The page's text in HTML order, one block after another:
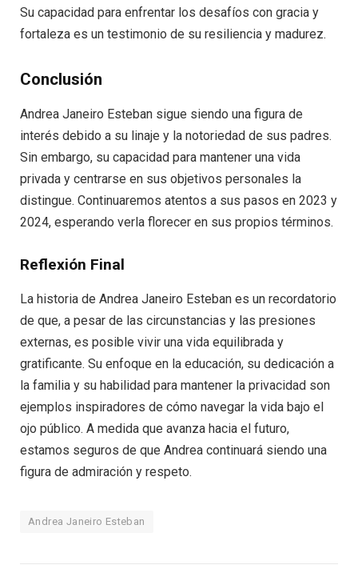
Su capacidad para enfrentar los desafíos con gracia y
fortaleza es un testimonio de su resiliencia y madurez.
Conclusión
Andrea Janeiro Esteban sigue siendo una figura de
interés debido a su linaje y la notoriedad de sus padres.
Sin embargo, su capacidad para mantener una vida
privada y centrarse en sus objetivos personales la
distingue. Continuaremos atentos a sus pasos en 2023 y
2024, esperando verla florecer en sus propios términos.
Reflexión Final
La historia de Andrea Janeiro Esteban es un recordatorio
de que, a pesar de las circunstancias y las presiones
externas, es posible vivir una vida equilibrada y
gratificante. Su enfoque en la educación, su dedicación a
la familia y su habilidad para mantener la privacidad son
ejemplos inspiradores de cómo navegar la vida bajo el
ojo público. A medida que avanza hacia el futuro,
estamos seguros de que Andrea continuará siendo una
figura de admiración y respeto.
Andrea Janeiro Esteban